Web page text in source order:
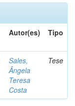
Autor(es) Tipo
Sales,
Ângela
Teresa
Costa
Tese